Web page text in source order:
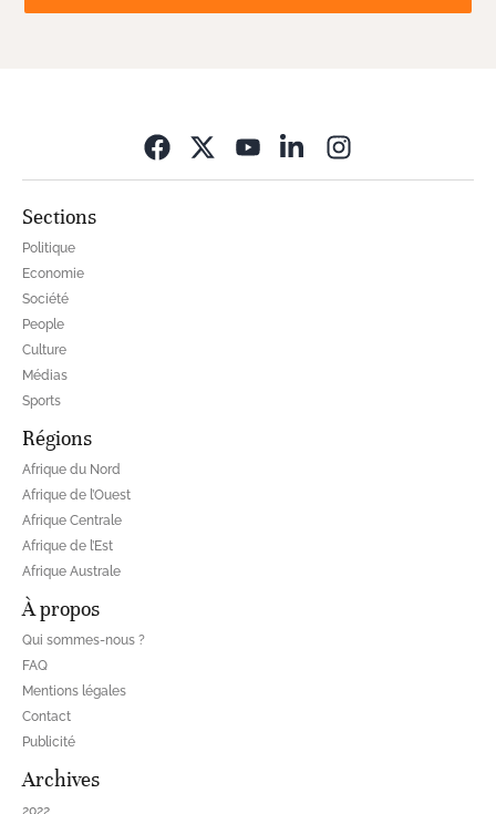
Sections
Politique
Economie
Société
People
Culture
Médias
Sports
Régions
Afrique du Nord
Afrique de l’Ouest
Afrique Centrale
Afrique de l’Est
Afrique Australe
À propos
Qui sommes-nous ?
FAQ
Mentions légales
Contact
Publicité
Archives
2022